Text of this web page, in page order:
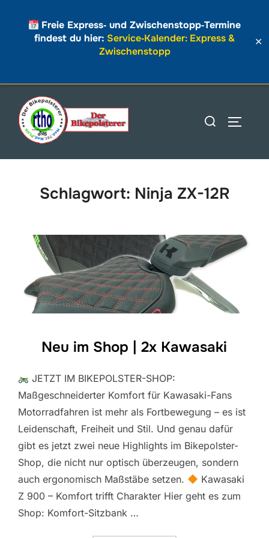
Inhalt
springen
Freie Express‑ und Zwischenstopp‑Termine
findest du hier: Service‑Kalender: Express &
Zwischenstopp
✕
Suchen
Schlagwort: Ninja ZX-12R
Neu im Shop | 2x Kawasaki
JETZT IM BIKEPOLSTER-SHOP:
Maßgeschneiderter Komfort für Kawasaki-Fans
Motorradfahren ist mehr als Fortbewegung – es ist
Leidenschaft, Freiheit und Stil. Und genau dafür
gibt es jetzt zwei neue Highlights im Bikepolster-
Shop, die nicht nur optisch überzeugen, sondern
auch ergonomisch Maßstäbe setzen.
Kawasaki
Z 900 – Komfort trifft Charakter Hier geht es zum
Shop: Komfort-Sitzbank …